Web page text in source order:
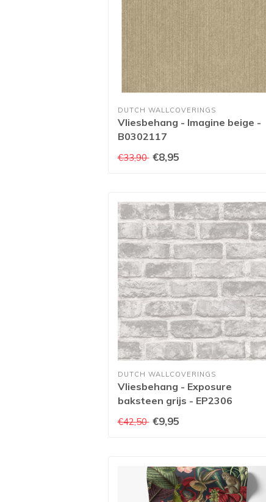
DUTCH WALLCOVERINGS
Vliesbehang - Imagine beige -
B0302117
€33,90 €8,95
DUTCH WALLCOVERINGS
Vliesbehang - Exposure
baksteen grijs - EP2306
€42,50 €9,95